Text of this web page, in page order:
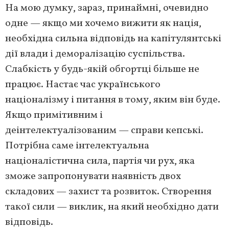
На мою думку, зараз, принаймні, очевидно
одне — якщо ми хочемо вижити як нація,
необхідна сильна відповідь на капітулянтські
дії влади і деморалізацію суспільства.
Слабкість у будь-якій обгортці більше не
працює. Настає час українського
націоналізму і питання в тому, яким він буде.
Якщо примітивним і
деінтелектуалізованим — справи кепські.
Потрібна саме інтелектуальна
націоналістична сила, партія чи рух, яка
зможе запропонувати наявність двох
складових — захист та розвиток. Створення
такої сили — виклик, на який необхідно дати
відповідь.